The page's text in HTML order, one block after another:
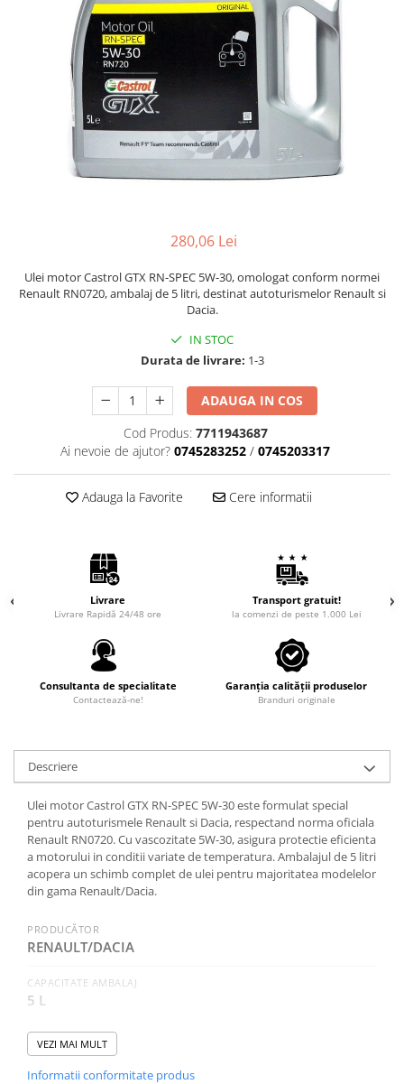
280,06 Lei
Ulei motor Castrol GTX RN-SPEC 5W-30, omologat conform normei
Renault RN0720, ambalaj de 5 litri, destinat autoturismelor Renault si
Dacia.
IN STOC
Durata de livrare: 1-3
ADAUGA IN COS
Cod Produs: 7711943687
Ai nevoie de ajutor? 0745283252 / 0745203317
Adauga la Favorite Cere informatii
Livrare
Livrare Rapidă 24/48 ore
Transport gratuit!
la comenzi de peste 1.000 Lei
Consultanta de specialitate
Contactează-ne!
Garanția calității produselor
Branduri originale
Descriere
Ulei motor Castrol GTX RN-SPEC 5W-30 este formulat special
pentru autoturismele Renault si Dacia, respectand norma oficiala
Renault RN0720. Cu vascozitate 5W-30, asigura protectie eficienta
a motorului in conditii variate de temperatura. Ambalajul de 5 litri
acopera un schimb complet de ulei pentru majoritatea modelelor
din gama Renault/Dacia.
PRODUCĂTOR
RENAULT/DACIA
CAPACITATE AMBALAJ
5 L
SAE (VASCOZITATE)
5W-30
VEZI MAI MULT
Informatii conformitate produs